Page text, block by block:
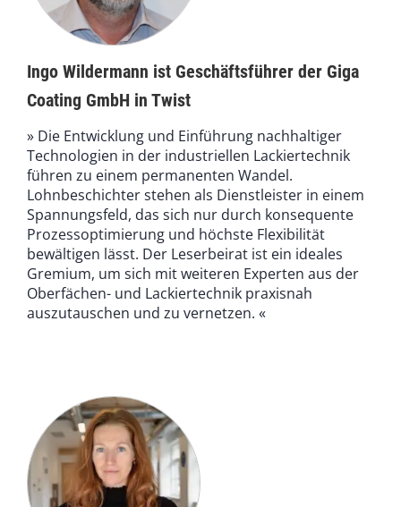
Ingo Wildermann ist Geschäftsführer der Giga
Coating GmbH in Twist
» Die Entwicklung und Einführung nachhaltiger
Technologien in der industriellen Lackiertechnik
führen zu einem permanenten Wandel.
Lohnbeschichter stehen als Dienstleister in einem
Spannungsfeld, das sich nur durch konsequente
Prozessoptimierung und höchste Flexibilität
bewältigen lässt. Der Leserbeirat ist ein ideales
Gremium, um sich mit weiteren Experten aus der
Oberfächen- und Lackiertechnik praxisnah
auszutauschen und zu vernetzen. «